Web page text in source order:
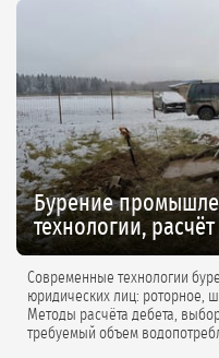
Бурение
технологии, расчёт
Современные технологии
юридических лиц: роторное, шнековое, колонковое бурение.
Методы расчёта дебета,
требуемый объем